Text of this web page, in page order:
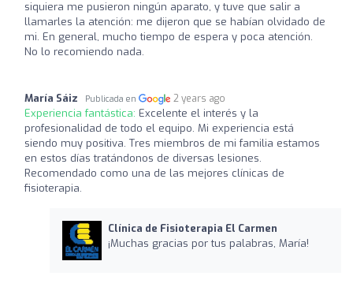
siquiera me pusieron ningún aparato, y tuve que salir a
llamarles la atención: me dijeron que se habían olvidado de
mi. En general, mucho tiempo de espera y poca atención.
No lo recomiendo nada.
María Sáiz Publicada en 2 years ago
Experiencia fantástica: Excelente el interés y la
profesionalidad de todo el equipo. Mi experiencia está
siendo muy positiva. Tres miembros de mi familia estamos
en estos días tratándonos de diversas lesiones.
Recomendado como una de las mejores clínicas de
fisioterapia.
Clínica de Fisioterapia El Carmen
¡Muchas gracias por tus palabras, María!